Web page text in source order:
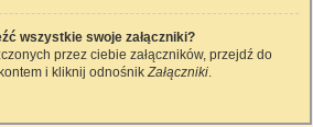
wszystkie swoje załączniki?
przez ciebie załączników, przejdź do
i kliknij odnośnikZałączniki.